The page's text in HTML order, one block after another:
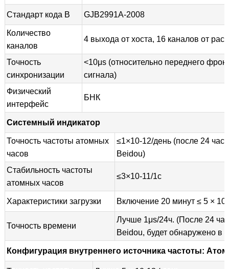
Стандарт кода B GJB2991A-2008
Количество
каналов
4 выхода от хоста, 16 каналов от
Точность
синхронизации
<10μs (относительно переднего
сигнала)
Физический
интерфейс
БНК
Системный индикатор
Точность частоты атомных
часов
≤1×10-12/день (после 24
Beidou)
Стабильность частоты
атомных часов
≤3×10-11/1с
Характеристики загрузки Включение 20 минут ≤ 5 ×
Точность времени
Лучше 1μs/24ч. (После 24
Beidou, будет обнаружено в
Конфигурация внутреннего источника частоты: